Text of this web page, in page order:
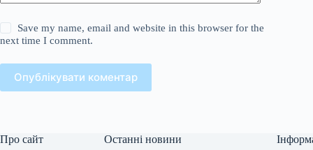
Save my name, email and website in this browser for the
next time I comment.
Опублікувати коментар
Про сайт Останні новини